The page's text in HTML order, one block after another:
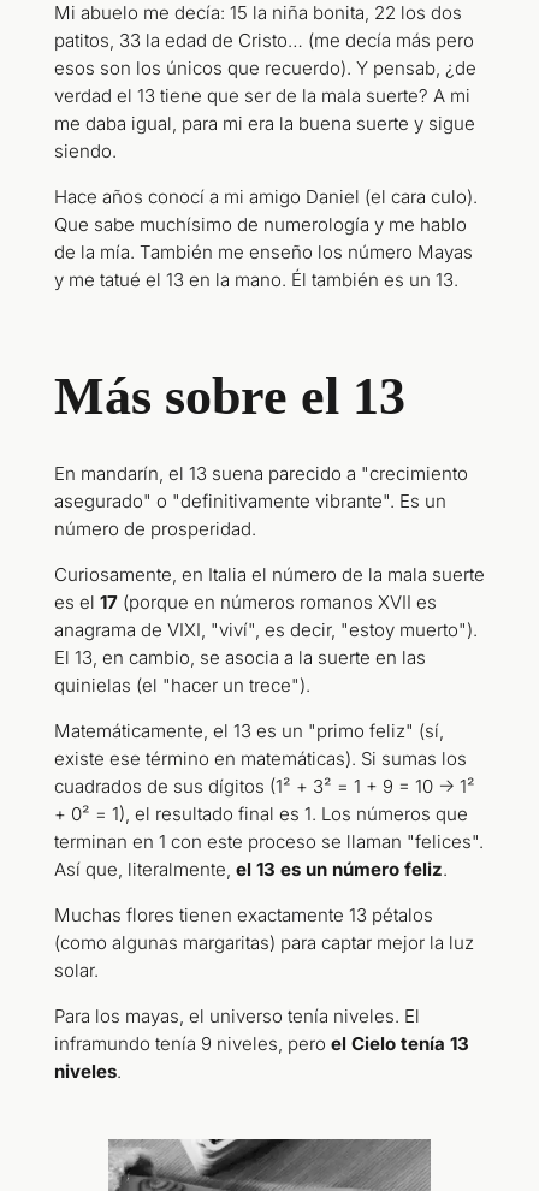
Mi abuelo me decía: 15 la niña bonita, 22 los dos
patitos, 33 la edad de Cristo… (me decía más pero
esos son los únicos que recuerdo). Y pensab, ¿de
verdad el 13 tiene que ser de la mala suerte? A mi
me daba igual, para mi era la buena suerte y sigue
siendo.
Hace años conocí a mi amigo Daniel (el cara culo).
Que sabe muchísimo de numerología y me hablo
de la mía. También me enseño los número Mayas
y me tatué el 13 en la mano. Él también es un 13.
Más sobre el 13
En mandarín, el 13 suena parecido a "crecimiento
asegurado" o "definitivamente vibrante". Es un
número de prosperidad.
Curiosamente, en Italia el número de la mala suerte
es el 17(porque en números romanos XVII es
anagrama de VIXI, "viví", es decir, "estoy muerto").
El 13, en cambio, se asocia a la suerte en las
quinielas (el "hacer un trece").
Matemáticamente, el 13 es un "primo feliz" (sí,
existe ese término en matemáticas). Si sumas los
cuadrados de sus dígitos (1² + 3² = 1 + 9 = 10 -> 1²
+ 0² = 1), el resultado final es 1. Los números que
terminan en 1 con este proceso se llaman "felices".
Así que, literalmente, el 13 es un número feliz.
Muchas flores tienen exactamente 13 pétalos
(como algunas margaritas) para captar mejor la luz
solar.
Para los mayas, el universo tenía niveles. El
inframundo tenía 9 niveles, pero el Cielo tenía 13
niveles.